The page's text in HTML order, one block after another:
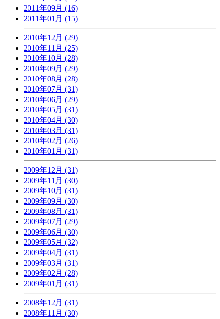
2011年09月 (16)
2011年01月 (15)
2010年12月 (29)
2010年11月 (25)
2010年10月 (28)
2010年09月 (29)
2010年08月 (28)
2010年07月 (31)
2010年06月 (29)
2010年05月 (31)
2010年04月 (30)
2010年03月 (31)
2010年02月 (26)
2010年01月 (31)
2009年12月 (31)
2009年11月 (30)
2009年10月 (31)
2009年09月 (30)
2009年08月 (31)
2009年07月 (29)
2009年06月 (30)
2009年05月 (32)
2009年04月 (31)
2009年03月 (31)
2009年02月 (28)
2009年01月 (31)
2008年12月 (31)
2008年11月 (30)